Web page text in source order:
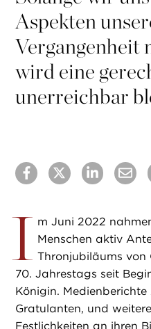
Aspekten
Vergangenheit
wird eine
unerreichbar
I m Juni 2022
Menschen aktiv
Thronjubiläums von
70. Jahrestags seit
Königin.
Gratulanten, und
Festlichkeiten an ihren